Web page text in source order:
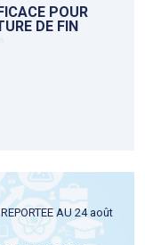
POUR
DE FIN
AU 24 août